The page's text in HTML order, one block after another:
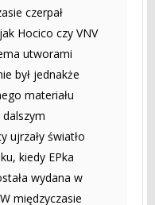
czerpał
Hocico czy VNV
utworami
był jednakże
materiału
ujrzały światło
kiedy EPka
wydana w
międzyczasie